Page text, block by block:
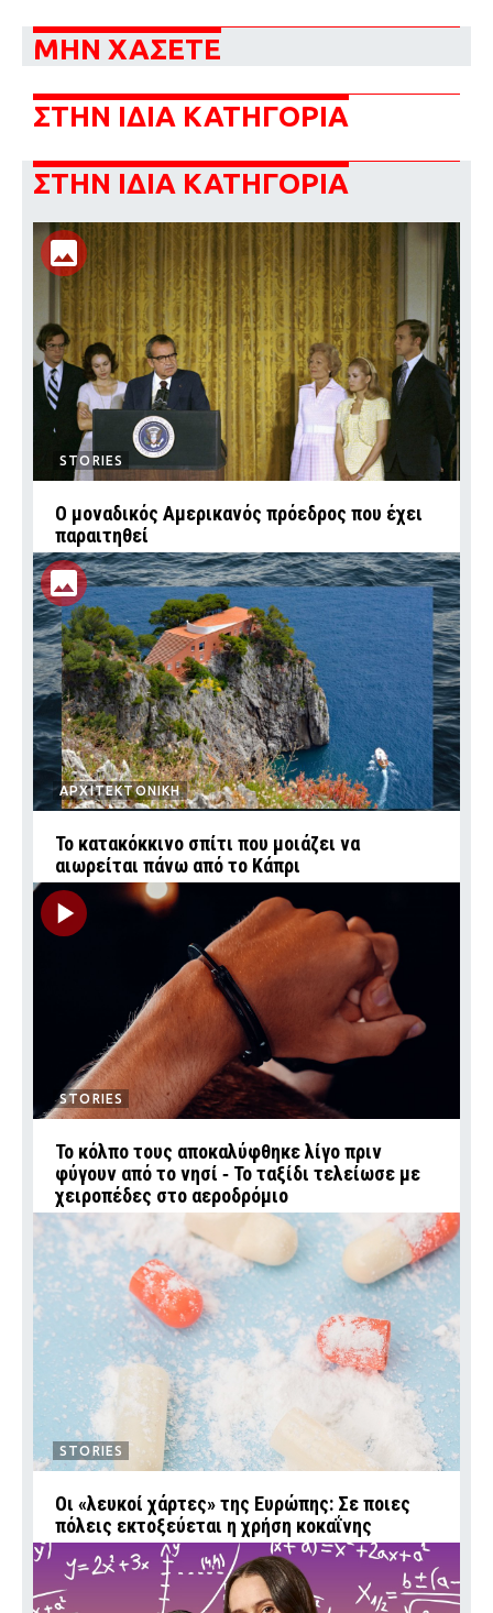
ΜΗΝ ΧΑΣΕΤΕ
ΣΤΗΝ ΙΔΙΑ ΚΑΤΗΓΟΡΙΑ
ΣΤΗΝ ΙΔΙΑ ΚΑΤΗΓΟΡΙΑ
STORIES
Ο μοναδικός Αμερικανός πρόεδρος που έχει
παραιτηθεί
ΑΡΧΙΤΕΚΤΟΝΙΚΗ
Το κατακόκκινο σπίτι που μοιάζει να
αιωρείται πάνω από το Κάπρι
STORIES
Το κόλπο τους αποκαλύφθηκε λίγο πριν
φύγουν από το νησί ‑ Το ταξίδι τελείωσε με
χειροπέδες στο αεροδρόμιο
STORIES
Οι «λευκοί χάρτες» της Ευρώπης: Σε ποιες
πόλεις εκτοξεύεται η χρήση κοκαΐνης